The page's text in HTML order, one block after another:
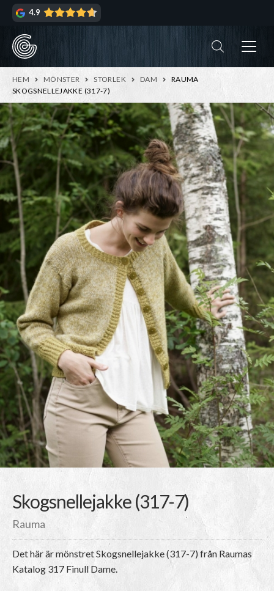
Hoppa
navigering
Hoppa
innehåll
4.9
HEM MÖNSTER STORLEK DAM
RAUMA
SKOGSNELLEJAKKE (317-7)
Skogsnellejakke (317-7)
Rauma
Det här är mönstret Skogsnellejakke (317-7) från Raumas
Katalog 317 Finull Dame.